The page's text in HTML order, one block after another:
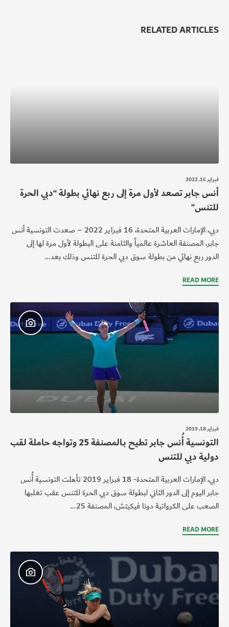
RELATED ARTICLES
فبراير 16, 2022
أنس جابر تصعد لأول مرة إلى ربع نهائي بطولة “دبي الحرة
للتنس”
دبي، الإمارات العربية المتحدة، 16 فبراير 2022 – صعدت التونسية أنس
جابر، المصنفة العاشرة عالمياً والثامنة على البطولة لأول مرة لها إلى
الدور ربع نهائي من بطولة سوق دبي الحرة للتنس وذلك بعد...
READ MORE
فبراير 18, 2019
التونسية أُنس جابر تطيح بـالمصنفة 25 وتواجه حاملة لقب
دولية دبي للتنس
دبي، الإمارات العربية المتحدة- 18 فبراير 2019 تأهلت التونسية أُنس
جابر اليوم إلى الدور الثاني لبطولة سوق دبي الحرة للتنس عقب تغلبها
الصعب على الكرواتية دونا فيكيتش، المصنفة 25...
READ MORE